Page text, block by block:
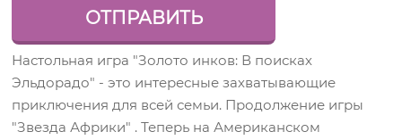
Настольная игра "Золото инков: В поисках
Эльдорадо" - это интересные захватывающие
приключения для всей семьи. Продолжение игры
"Звезда Африки" . Теперь на Американском